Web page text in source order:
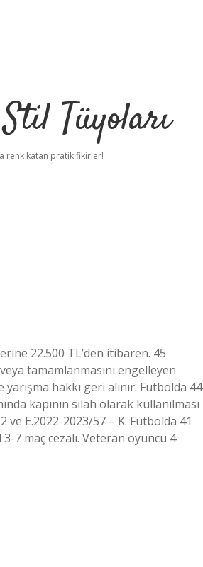
Tüyoları
renk katan pratik fikirler!
22.500 TL’den itibaren. 45
tamamlanmasını engelleyen
hakkı geri alınır. Futbolda 44
kapının silah olarak kullanılması
E.2022-2023/57 – K. Futbolda 41
7 maç cezalı. Veteran oyuncu 4